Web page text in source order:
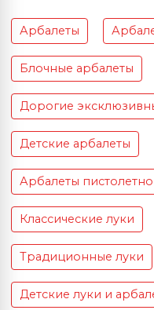
Арбалеты
Блочные арбалеты
Дорогие
Детские арбалеты
Арбалеты
Классические луки
Традиционные луки
Детские луки и